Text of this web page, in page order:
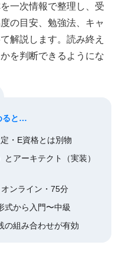
一次情報で整理し、受
の目安、勉強法、キャ
解説します。読み終え
を判断できるようにな
ると…
・E資格とは別物
アーキテクト（実装）
ンライン・75分
式から入門〜中級
の組み合わせが有効